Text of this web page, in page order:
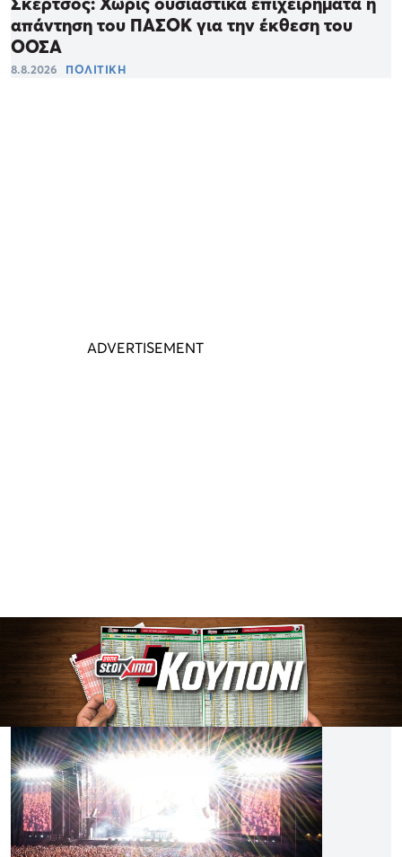
απάντηση του ΠΑΣΟΚ για την έκθεση του
ΟΟΣΑ
8.8.2026 ΠΟΛΙΤΙΚΗ